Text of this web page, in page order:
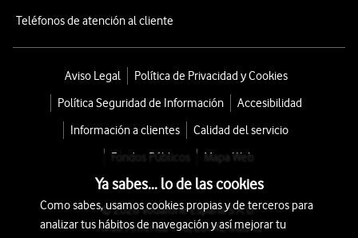
Teléfonos de atención al cliente
Aviso Legal
Política de Privacidad y Cookies
Política Seguridad de Información
Accesibilidad
Información a clientes
Calidad del servicio
Fondos Públicos
Mapa Web
© 2026 Vodafone España S.A.U.
Avda. América 115, 28042 Madrid
Ya sabes... lo de las cookies
Como sabes, usamos cookies propias y de terceros para
analizar tus hábitos de navegación y así mejorar tu